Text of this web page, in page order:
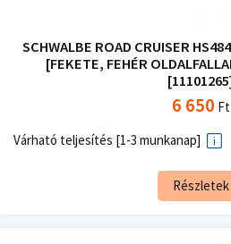
SCHWALBE ROAD CRUISER
[FEKETE, FEHÉR
6 650 Ft
Várható teljesítés [1-3 munkanap]
Részletek